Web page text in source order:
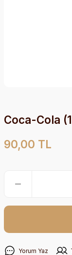
Coca-Cola
90,00 TL
Yorum Yaz